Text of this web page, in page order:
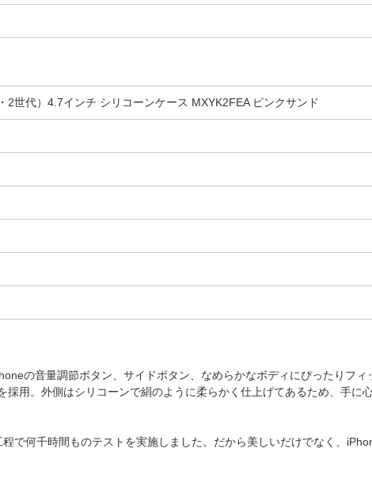
2世代）4.7インチ シリコーンケース MXYK2FEA ピンクサンド
の音量調節ボタン、サイドボタン、なめらかなボディにぴったりフ
用。外側はシリコーンで絹のように柔らかく仕上げてあるため、手に
で何千時間ものテストを実施しました。だから美しいだけでなく、